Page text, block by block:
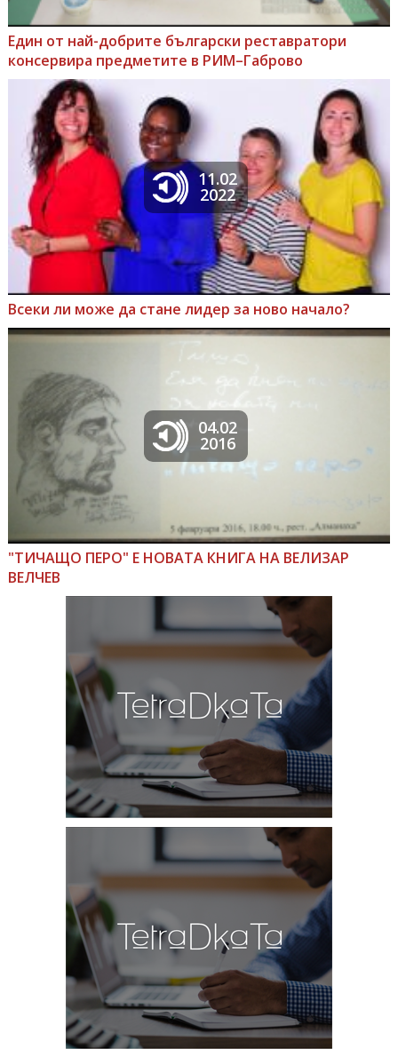
Един от най-добрите български реставратори
консервира предметите в РИМ–Габрово
11.02
2022
Всеки ли може да стане лидер за ново начало?
04.02
2016
"ТИЧАЩО ПЕРО" Е НОВАТА КНИГА НА ВЕЛИЗАР
ВЕЛЧЕВ